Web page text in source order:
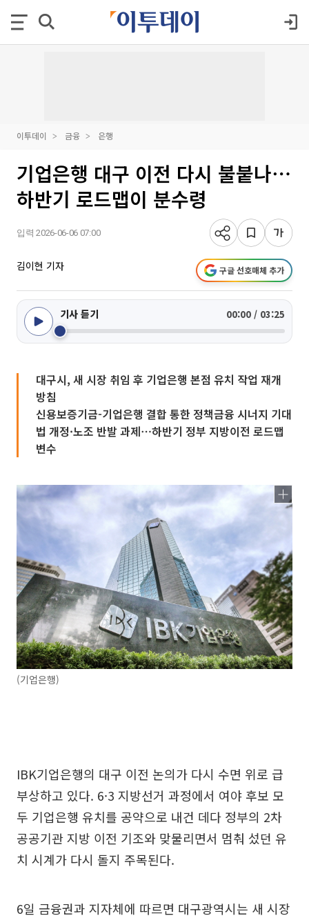
이투데이 금융 은행
기업은행 대구 이전 다시 불붙나⋯
하반기 로드맵이 분수령
입력 2026-06-06 07:00
김이현 기자 구글 선호매체 추가
기사 듣기 00:00 / 03:25
대구시, 새 시장 취임 후 기업은행 본점 유치 작업 재개
방침
신용보증기금-기업은행 결합 통한 정책금융 시너지 기대
법 개정·노조 반발 과제⋯하반기 정부 지방이전 로드맵
변수
(기업은행)
IBK기업은행의 대구 이전 논의가 다시 수면 위로 급
부상하고 있다. 6·3 지방선거 과정에서 여야 후보 모
두 기업은행 유치를 공약으로 내건 데다 정부의 2차
공공기관 지방 이전 기조와 맞물리면서 멈춰 섰던 유
치 시계가 다시 돌지 주목된다.
6일 금융권과 지자체에 따르면 대구광역시는 새 시장